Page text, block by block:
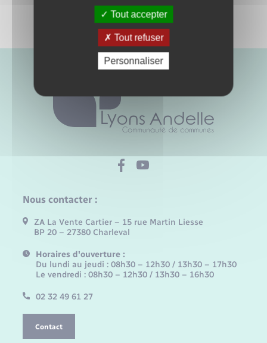
Nous contacter :
ZA La Vente Cartier – 15 rue Martin Liesse
BP 20 – 27380 Charleval
Horaires d'ouverture :
Du lundi au jeudi : 08h30 – 12h30 / 13h30 – 17h30
Le vendredi : 08h30 – 12h30 / 13h30 – 16h30
02 32 49 61 27
Contact
Tout accepter
Tout refuser
Personnaliser